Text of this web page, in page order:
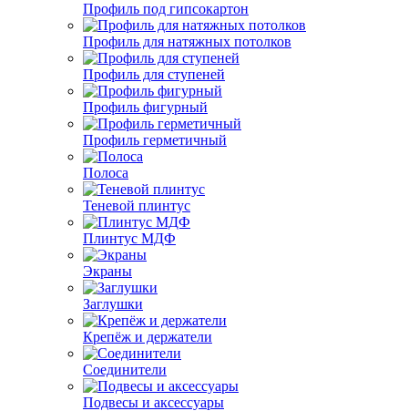
Профиль под гипсокартон
Профиль для натяжных потолков
Профиль для ступеней
Профиль фигурный
Профиль герметичный
Полоса
Теневой плинтус
Плинтус МДФ
Экраны
Заглушки
Крепёж и держатели
Соединители
Подвесы и аксессуары